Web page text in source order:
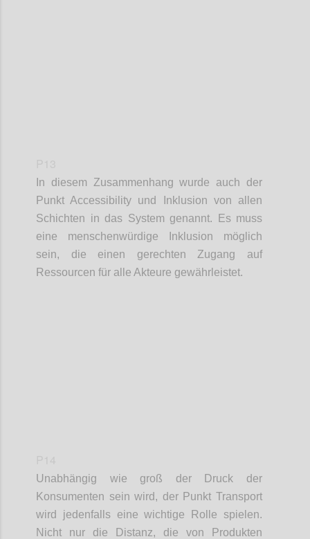
In diesem Zusammenhang wurde auch der
PunktAccessibility und Inklusion von allen
Schichten in das System genannt. Es muss
eine menschenwürdige Inklusion möglich
sein, d ie einen gerechten Zugang auf
Ressourcen für alle Akteure gewährleistet.
Unabhängig wie groß der Druck der
Konsumenten sein wird , der Punkt Transport
wird jedenfalls eine wichtige Rolle spielen.
Nicht nur die Distanz, die von Produkten